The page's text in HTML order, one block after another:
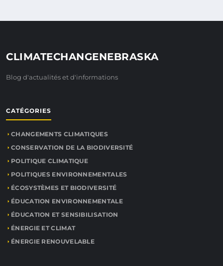
CLIMATECHANGENEBRASKA
Blog d'actualités et d'informations
CATÉGORIES
CHANGEMENTS CLIMATIQUES
CONSERVATION DE LA BIODIVERSITÉ
POLITIQUE CLIMATIQUE
POLITIQUES ENVIRONNEMENTALES
ÉCOSYSTÈMES ET BIODIVERSITÉ
ÉDUCATION ENVIRONNEMENTALE
ÉDUCATION ET SENSIBILISATION
ÉNERGIE ET CLIMAT
ÉNERGIE RENOUVELABLE